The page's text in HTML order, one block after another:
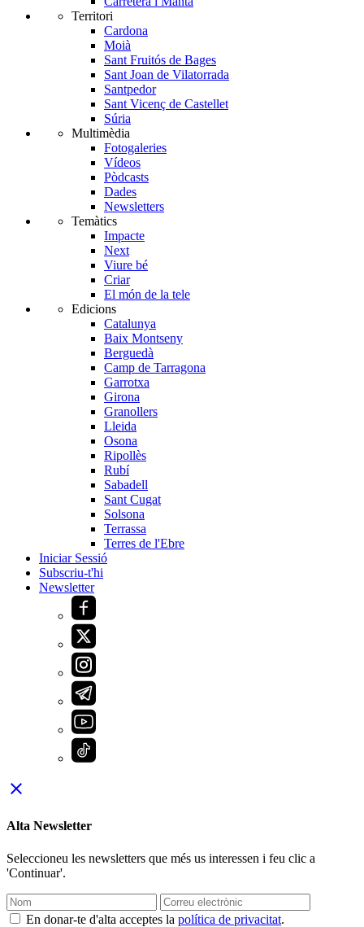
Territori
Cardona
Moià
Sant Fruitós de Bages
Sant Joan de Vilatorrada
Santpedor
Sant Vicenç de Castellet
Súria
Multimèdia
Fotogaleries
Vídeos
Pòdcasts
Dades
Newsletters
Temàtics
Impacte
Next
Viure bé
Criar
El món de la tele
Edicions
Catalunya
Baix Montseny
Berguedà
Camp de Tarragona
Garrotxa
Girona
Granollers
Lleida
Osona
Ripollès
Rubí
Sabadell
Sant Cugat
Solsona
Terrassa
Terres de l'Ebre
Iniciar Sessió
Subscriu-t'hi
Newsletter
close
Alta Newsletter
Seleccioneu les newsletters que més us interessen i feu clic a
'Continuar'.
En donar-te d'alta acceptes la política de privacitat.